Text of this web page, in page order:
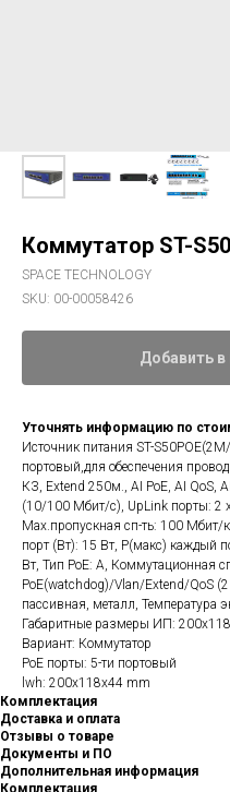
Коммутатор ST-
SPACE TECHNOLOGY
SKU: 00-00058426
Добавить в
Уточнять информацию по
Источник питания ST-
портовый,для обеспечения
КЗ, Extend 250м., AI PoE, AI QoS,
(10/100 Мбит/с), UpLink порты: 2
Max.пропускная сп-ть: 100
порт (Вт): 15 Вт, Р(макс) каждый
Вт, Тип РоЕ: А, Коммутационная
PoE(watchdog)/Vlan/Extend/QoS
пассивная, металл, Температура
Габаритные размеры ИП:
Вариант: Коммутатор
PoE порты: 5-ти портовый
lwh: 200x118x44 mm
Комплектация
Доставка и оплата
Отзывы о товаре
Документы и ПО
Дополнительная информация
Комплектация